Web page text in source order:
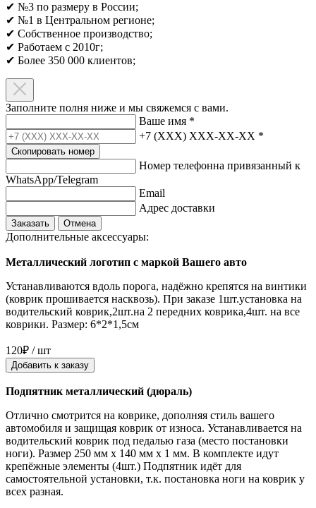
✔ №3 по размеру в России;
✔ №1 в Центральном регионе;
✔ Собственное производство;
✔ Работаем с 2010г;
✔ Более 350 000 клиентов;​
Заполните полня ниже и мы свяжемся с вами.
Ваше имя *
+7 (XXX) XXX-XX-XX *
Скопировать номер
Номер телефонна привязанный к
WhatsApp/Telegram
Email
Адрес доставки
Заказать Отмена
Дополнительные аксессуары:
Металлический логотип с маркой Вашего авто
Устанавливаются вдоль порога, надёжно крепятся на винтики
(коврик прошивается насквозь). При заказе 1шт.установка на
водительский коврик,2шт.на 2 передних коврика,4шт. на все
коврики. Размер: 6*2*1,5см
120₽ / шт
Добавить к заказу
Подпятник металлический (дюраль)
Отлично смотрится на коврике, дополняя стиль вашего
автомобиля и защищая коврик от износа. Устанавливается на
водительский коврик под педалью газа (место постановки
ноги). Размер 250 мм x 140 мм x 1 мм. В комплекте идут
крепёжные элементы (4шт.) Подпятник идёт для
самостоятельной установки, т.к. постановка ноги на коврик у
всех разная.